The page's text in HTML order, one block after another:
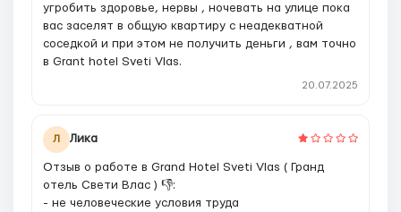
угробить здоровье, нервы , ночевать на улице пока
вас заселят в общую квартиру с неадекватной
соседкой и при этом не получить деньги , вам точно
в Grant hotel Sveti Vlas.
20.07.2025
Л Лика
Отзыв о работе в Grand Hotel Sveti Vlas ( Гранд
отель Свети Влас ) 👎:
- не человеческие условия труда